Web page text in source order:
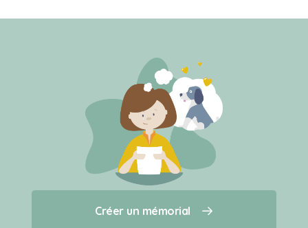
Créer un mémorial
Qui sommes-nous ?
Créer un mémorial